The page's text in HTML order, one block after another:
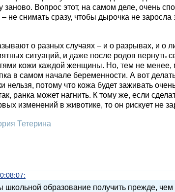
заново. Вопрос этот, на самом деле, очень
– не снимать сразу, чтобы дырочка не
о разных случаях – и о разрывах, и о
ситуаций, и даже после родов вернуть
кожи каждой женщины. Но, тем не менее,
в самом начале беременности. А вот
нельзя, потому что кожа будет заживать
ранка может нагнить. К тому же, если
изменений в животике, то он рискует не
Тетерина
школьной образование получить прежде,